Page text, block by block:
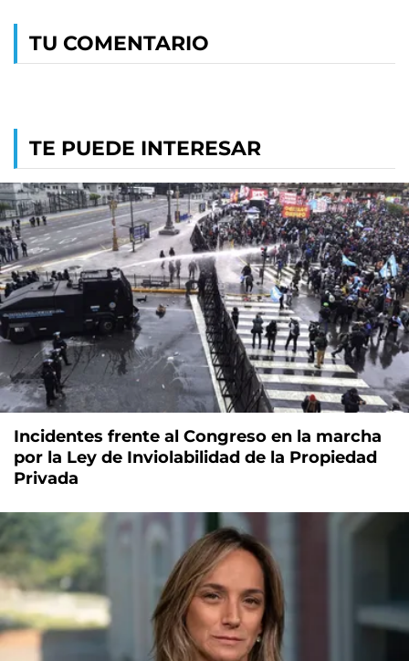
TU COMENTARIO
TE PUEDE INTERESAR
Incidentes frente al Congreso en la marcha
por la Ley de Inviolabilidad de la Propiedad
Privada